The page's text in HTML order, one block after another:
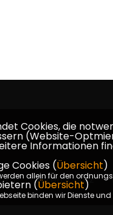
Datenschutz
Cookies, die
(Website-
Informationen
Cookies (Übersicht)
allein für den
(Übersicht)
binden wir Dienste